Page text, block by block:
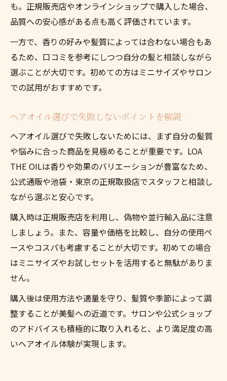
も。正規販売店やオンラインショップで購入した場合、
品質への安心感がある点も高く評価されています。
一方で、香りの好みや髪質によっては合わない場合もあ
るため、口コミを参考にしつつ自分の髪と相談しながら
選ぶことが大切です。初めての方はミニサイズやサロン
での試用がおすすめです。
ヘアオイル選びで失敗しないポイントを解説
ヘアオイル選びで失敗しないためには、まず自分の髪質
や悩みに合った商品を見極めることが重要です。LOA
THE OILは香りや効果のバリエーションが豊富なため、
公式通販や池袋・東京の正規取扱店でスタッフと相談し
ながら選ぶと安心です。
購入時は正規販売店を利用し、偽物や並行輸入品に注意
しましょう。また、容量や価格を比較し、自分の使用ペ
ースやコスパも考慮することが大切です。初めての場合
はミニサイズやお試しセットを活用すると無駄がありま
せん。
購入後は使用方法や適量を守り、髪質や季節によって調
整することが美髪への近道です。サロンや公式ショップ
のアドバイスも積極的に取り入れると、より満足度の高
いヘアオイル体験が実現します。